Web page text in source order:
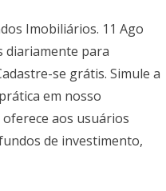
Imobiliários. 11 Ago
diariamente para
se grátis. Simule a
em nosso
oferece aos usuários
de investimento,